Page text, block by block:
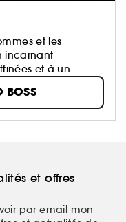
et les
incarnant
et à un
et offres
par email mon